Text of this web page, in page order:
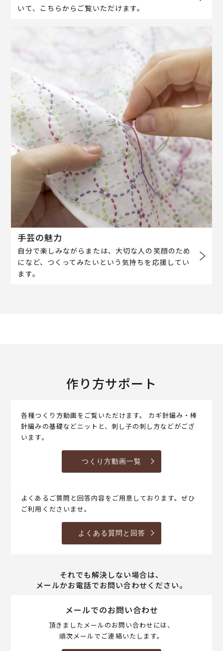
いて、こちらからご覧いただけます。
手芸の魅力
自分で楽しみながらまたは、大切な人の笑顔のため
になど、つくってみたいという気持ちを応援してい
ます。
作り方サポート
各種つくり方動画をご覧いただけます。 カギ針編み・棒
針編みの基礎などニットと、刺し子の刺し方などがござ
います。
つくり方動画一覧
よくあるご質問と回答内容をご用意しております。ぜひ
ご利用くださいませ。
よくある質問と回答
それでも解決しない場合は、
メールかお電話でお問い合わせください。
メールでのお問い合わせ
頂きましたメールのお問い合わせには、
順次メールでご連絡いたします。